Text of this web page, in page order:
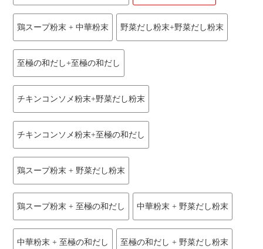
鶏スープ粉末 + 中華粉末 野菜だし粉末+野菜だし粉末
至極の和だし+至極の和だし
チキンコンソメ粉末+野菜だし粉末
チキンコンソメ粉末+至極の和だし
鶏スープ粉末 + 野菜だし粉末
鶏スープ粉末 + 至極の和だし 中華粉末 + 野菜だし粉末
中華粉末 + 至極の和だし 至極の和だし + 野菜だし粉末